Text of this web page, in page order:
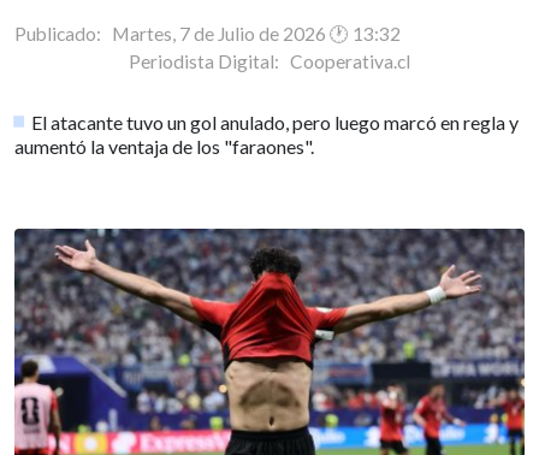
Publicado: Martes, 7 de Julio de 2026 🕐 13:32
Periodista Digital: Cooperativa.cl
El atacante tuvo un gol anulado, pero luego marcó en regla y
aumentó la ventaja de los "faraones".